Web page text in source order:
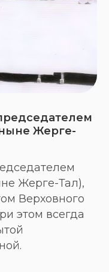
Жерге-
Жерге-Тал),
Верховного
этом всегда